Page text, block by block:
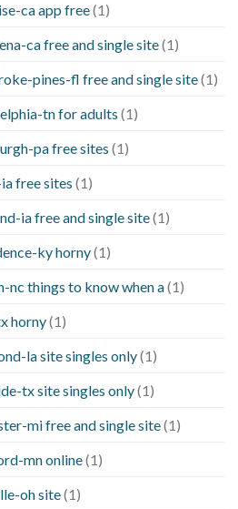
ca app free(1)
ca free and single site(1)
pines-fl free and single site(1)
tn for adults (1)
pa free sites (1)
free sites (1)
ia free and single site(1)
ky horny(1)
nc things to know when a(1)
horny(1)
la site singles only(1)
tx site singles only(1)
mi free and single site(1)
mn online(1)
oh site(1)